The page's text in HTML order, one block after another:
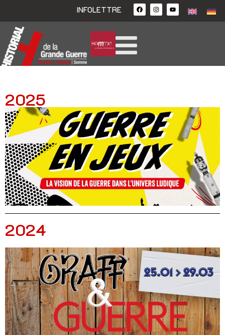
INFOLETTRE
2025
2024